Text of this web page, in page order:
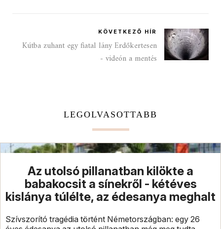
KÖVETKEZŐ HÍR
Kútba zuhant egy fiatal lány Erdőkertesen
- videón a mentés
LEGOLVASOTTABB
Az utolsó pillanatban kilökte a
babakocsit a sínekről - kétéves
kislánya túlélte, az édesanya meghalt
Szívszorító tragédia történt Németországban: egy 26